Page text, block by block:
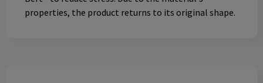
properties, the product returns to its original shape.